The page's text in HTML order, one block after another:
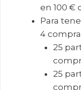
en 100 €
Para
4
25
25